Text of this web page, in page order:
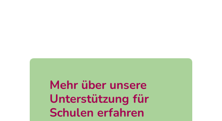
Mehr über unsere
Unterstützung für
Schulen erfahren